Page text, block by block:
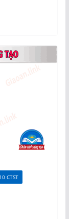
CTST